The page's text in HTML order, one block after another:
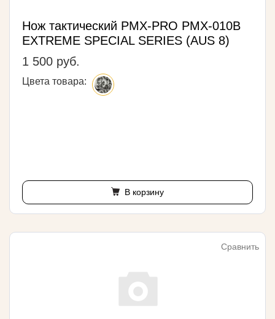
Нож тактический PMX-PRO PMX-010B
EXTREME SPECIAL SERIES (AUS 8)
1 500 руб.
Цвета товара:
В корзину
Сравнить